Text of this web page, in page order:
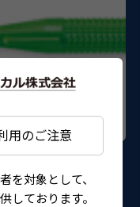
用のご注意
を対象として、
しております。